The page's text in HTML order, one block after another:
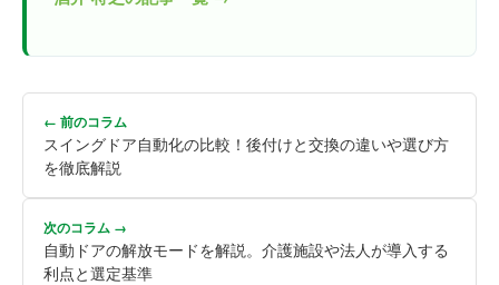
← 前のコラム
スイングドア自動化の比較！後付けと交換の違いや選び方
を徹底解説
次のコラム →
自動ドアの解放モードを解説。介護施設や法人が導入する
利点と選定基準